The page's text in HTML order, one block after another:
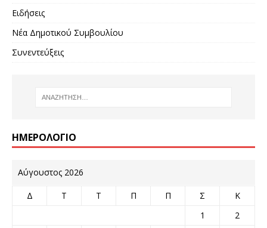
Ειδήσεις
Νέα Δημοτικού Συμβουλίου
Συνεντεύξεις
ΗΜΕΡΟΛΌΓΙΟ
Αύγουστος 2026
Δ Τ Τ Π Π Σ
Κ
1
2